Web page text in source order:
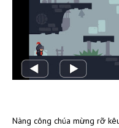
Nàng công chúa mừng rỡ